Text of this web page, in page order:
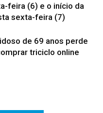
feira (6) e o início da
sexta-feira (7)
de 69 anos perde
triciclo online